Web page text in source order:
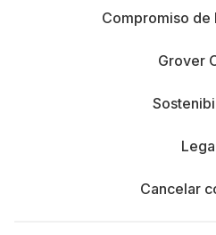
Compromiso de
Grover
Cancelar